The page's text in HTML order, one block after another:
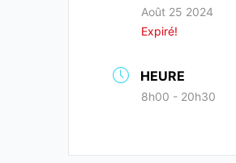
Août 25 2024
Expiré!
HEURE
8h00 - 20h30